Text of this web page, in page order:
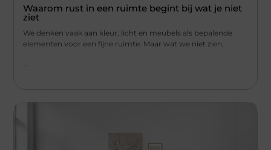
Waarom rust in een ruimte begint bij wat je niet
ziet
We denken vaak aan kleur, licht en meubels als bepalende
elementen voor een fijne ruimte. Maar wat we niet zien,